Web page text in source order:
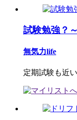
試験勉強？
無気力life
定期試験も近